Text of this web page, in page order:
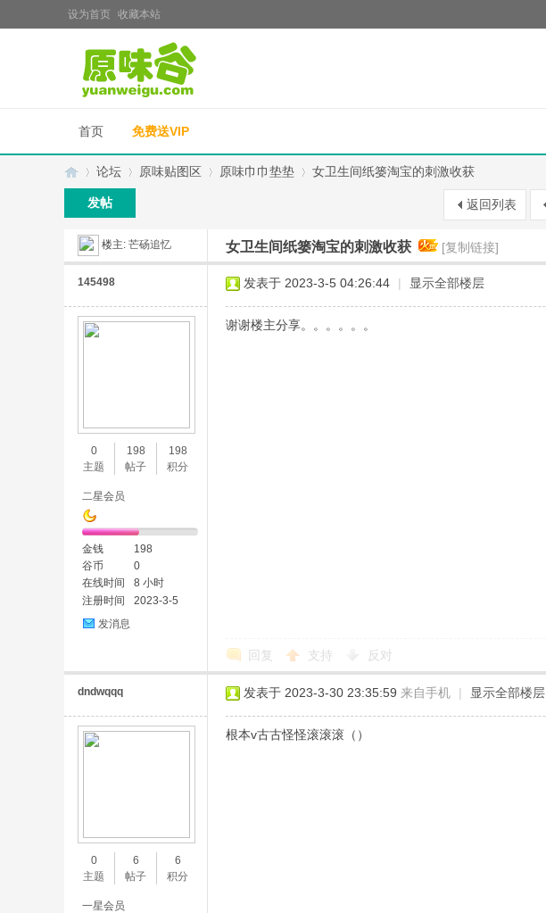
设为首页 收藏本站
首页 免费送VIP
»
论坛
›
原味贴图区 原味巾巾垫垫
›
女卫生间纸篓淘宝的刺激收获
返回列表
发帖
楼主: 芒砀追忆 女卫生间纸篓淘宝的刺激收获 [复制链接]
145498
0
主题
198
帖子
198
积分
二星会员
金钱
198
谷币
0
在线时间
8 小时
注册时间
2023-3-5
发消息
发表于 2023-3-5 04:26:44 | 显示全部楼层
谢谢楼主分享。。。。。。
回复 支持 反对
dndwqqq
0
主题
6
帖子
6
积分
一星会员
发表于 2023-3-30 23:35:59 来自手机 | 显示全部楼层
根本v古古怪怪滚滚滚（）